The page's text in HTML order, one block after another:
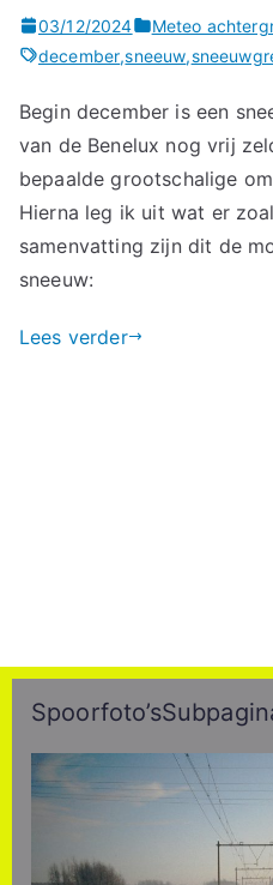
03/12/2024
Meteo
december,sneeuw,
Begin december is een
van de Benelux nog vrij
bepaalde grootschalige
Hierna leg ik uit wat er
samenvatting zijn dit de
sneeuw:
Lees verder
Spoorfoto’s